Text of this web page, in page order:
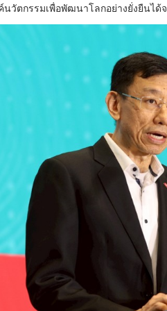
นวัตกรรมเพื่อพัฒนาโลกอย่างยั่งยืนได้